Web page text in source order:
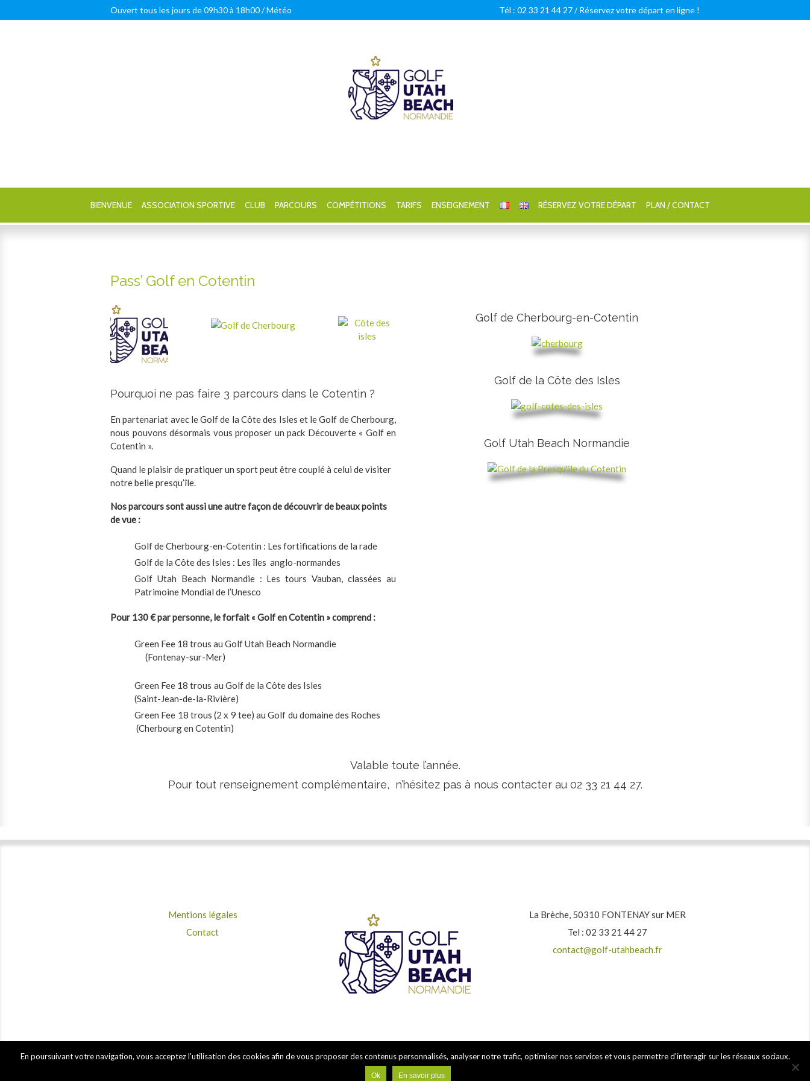
Tél : 02 33 21 44 27 /Réservez votre départ en ligne !
Ouvert tous les jours de 09h30 à 18h00 /Météo
BIENVENUE ASSOCIATION SPORTIVE CLUB PARCOURS COMPÉTITIONS TARIFS ENSEIGNEMENT RÉSERVEZ VOTRE DÉPART PLAN / CONTACT
Pass’ Golf en Cotentin
Pourquoi ne pas faire 3 parcours dans le Cotentin ?
En partenariat avec le Golf de la Côte des Isles et le Golf de Cherbourg,
nous pouvons désormais vous proposer un pack Découverte « Golf en
Cotentin ».
Quand le plaisir de pratiquer un sport peut être couplé à celui de visiter
notre belle presqu’île.
Nos parcours sont aussi une autre façon de découvrir de beaux points
de vue :
Golf de Cherbourg-en-Cotentin : Les fortifications de la rade
Golf de la Côte des Isles : Les îles anglo-normandes
Golf Utah Beach Normandie : Les tours Vauban, classées au
Patrimoine Mondial de l’Unesco
Pour 130 € par personne, le forfait « Golf en Cotentin » comprend :
Green Fee 18 trous au Golf Utah Beach Normandie
(Fontenay-sur-Mer)
Green Fee 18 trous au Golf de la Côte des Isles
(Saint-Jean-de-la-Rivière)
Green Fee 18 trous (2 x 9 tee) au Golf du domaine des Roches
(Cherbourg en Cotentin)
Golf de Cherbourg-en-Cotentin
Golf de la Côte des Isles
Golf Utah Beach Normandie
Valable toute l’année.
Pour tout renseignement complémentaire, n’hésitez pas à nous contacter au 02 33 21 44 27.
Mentions légales
Contact
La Brèche, 50310 FONTENAY sur MER
Tel : 02 33 21 44 27
contact@golf-utahbeach.fr
Golf Utah Beach Normandie
En poursuivant votre navigation, vous acceptez l'utilisation des cookies afin de vous proposer des contenus personnalisés, analyser notre trafic, optimiser nos services et vous permettre d'interagir sur les réseaux sociaux.
Ok En savoir plus